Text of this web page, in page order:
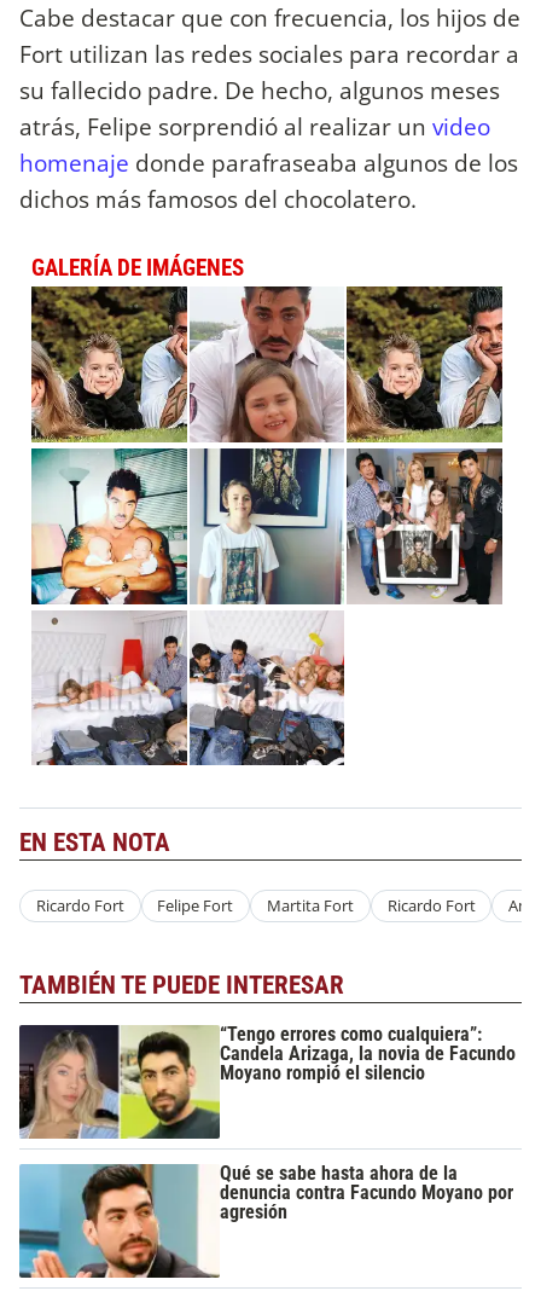
Cabe destacar que con frecuencia, los hijos de
Fort utilizan las redes sociales para recordar a
su fallecido padre. De hecho, algunos meses
atrás, Felipe sorprendió al realizar un video
homenaje donde parafraseaba algunos de los
dichos más famosos del chocolatero.
GALERÍA DE IMÁGENES
EN ESTA NOTA
Ricardo Fort Felipe Fort Martita Fort Ricardo Fort
TAMBIÉN TE PUEDE INTERESAR
“Tengo errores como cualquiera”:
Candela Arizaga, la novia de Facundo
Moyano rompió el silencio
Qué se sabe hasta ahora de la
denuncia contra Facundo Moyano por
agresión